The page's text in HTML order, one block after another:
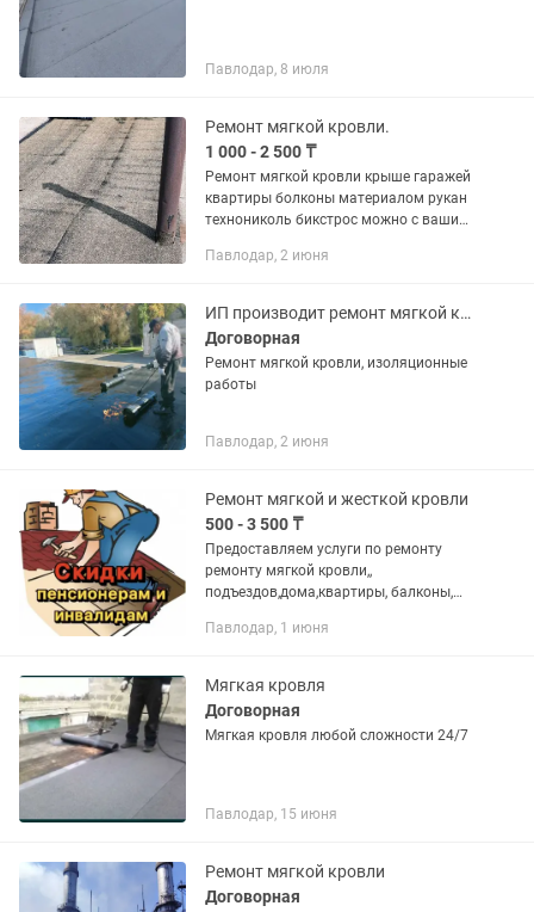
Павлодар, 8 июля
Ремонт мягкой кровли.
1 000 - 2 500 ₸
Ремонт мягкой кровли крыше гаражей
квартиры болконы материалом рукан
технониколь бикстрос можно с вашим
работаем.
Павлодар, 2 июня
ИП производит ремонт мягкой кровли.цена за 1кв.м договорная.
Договорная
Ремонт мягкой кровли, изоляционные
работы
Павлодар, 2 июня
Ремонт мягкой и жесткой кровли
500 - 3 500 ₸
Предоставляем услуги по ремонту
ремонту мягкой кровли,,
подъездов,дома,квартиры, балконы,
нашим материалом или с материалом
по...
Павлодар, 1 июня
Мягкая кровля
Договорная
Мягкая кровля любой сложности 24/7
Павлодар, 15 июня
Ремонт мягкой кровли
Договорная